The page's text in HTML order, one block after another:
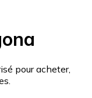
pour acheter,